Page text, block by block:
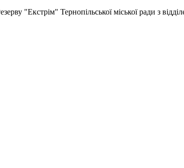
"Екстрім" Тернопільської міської ради з